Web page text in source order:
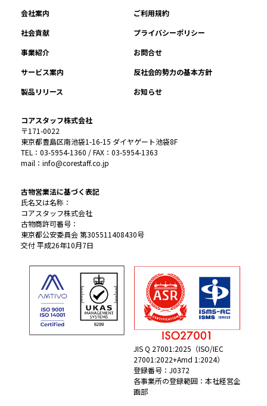
会社案内
ご利用規約
社会貢献
プライバシーポリシー
事業紹介
お問合せ
サービス案内
反社会的勢力の基本方針
製品リリース
お知らせ
コアスタッフ株式会社
〒171-0022
東京都豊島区南池袋1-16-15 ダイヤゲート池袋8F
TEL：03-5954-1360 / FAX：03-5954-1363
mail：info@corestaff.co.jp
古物営業法に基づく表記
氏名又は名称：
コアスタッフ株式会社
古物商許可番号：
東京都公安委員会 第305511408430号
交付 平成26年10月7日
JIS Q 27001:2025（ISO/IEC
27001:2022+Amd 1:2024）
登録番号：J0372
各事業所の登録範囲：本社経営企
画部